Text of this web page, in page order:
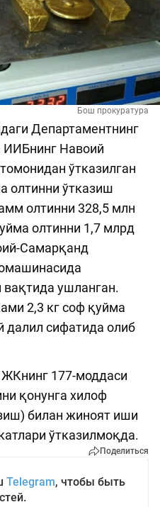
Бош прокуратура
Департаментнинг
Навоий
ўтказилган
олтинни ўтказиш
олтинни 328,5 млн
олтинни 1,7 млрд
Самарқанд
вақтида ушланган.
2,3 кг соф қуйма
далил сифатида олиб
177-моддаси
қонунга хилоф
билан жиноят иши
ўтказилмоқда.
Поделиться
Telegram, чтобы быть